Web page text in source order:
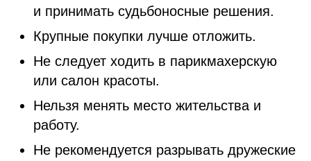
и принимать судьбоносные решения.
Крупные покупки лучше отложить.
Не следует ходить в парикмахерскую
или салон красоты.
Нельзя менять место жительства и
работу.
Не рекомендуется разрывать дружеские